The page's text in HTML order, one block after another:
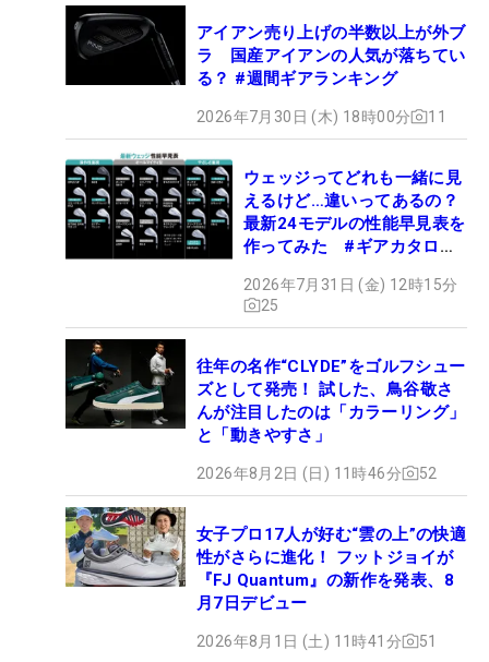
アイアン売り上げの半数以上が外ブ
ラ 国産アイアンの人気が落ちてい
る？ #週間ギアランキング
2026年7月30日 (木) 18時00分 11
ウェッジってどれも一緒に見
えるけど…違いってあるの？
最新24モデルの性能早見表を
作ってみた #ギアカタログ
2026年7月31日 (金) 12時15分
25
往年の名作“CLYDE”をゴルフシュー
ズとして発売！ 試した、鳥谷敬さ
んが注目したのは「カラーリング」
と「動きやすさ」
2026年8月2日 (日) 11時46分 52
女子プロ17人が好む“雲の上”の快適
性がさらに進化！ フットジョイが
『FJ Quantum』の新作を発表、8
月7日デビュー
2026年8月1日 (土) 11時41分 51